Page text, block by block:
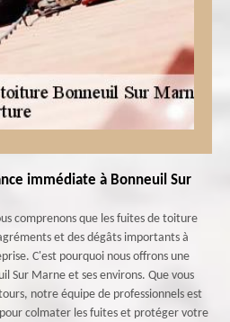
immédiate à Bonneuil Sur
comprenons que les fuites de toiture
et des dégâts importants à
C'est pourquoi nous offrons une
Sur Marne et ses environs. Que vous
notre équipe de professionnels est
colmater les fuites et protéger votre